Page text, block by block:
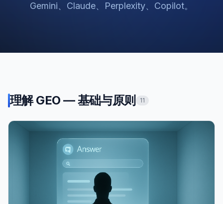
Gemini、Claude、Perplexity、Copilot。
理解 GEO — 基础与原则 11